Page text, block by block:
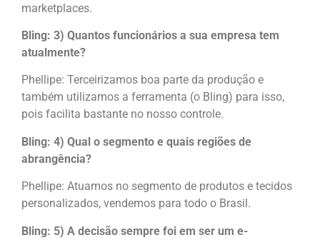
marketplaces.
Bling: 3) Quantos funcionários a sua empresa tem
atualmente?
Phellipe: Terceirizamos boa parte da produção e
também utilizamos a ferramenta (o Bling) para isso,
pois facilita bastante no nosso controle.
Bling: 4) Qual o segmento e quais regiões de
abrangência?
Phellipe: Atuamos no segmento de produtos e tecidos
personalizados, vendemos para todo o Brasil.
Bling: 5) A decisão sempre foi em ser um e-